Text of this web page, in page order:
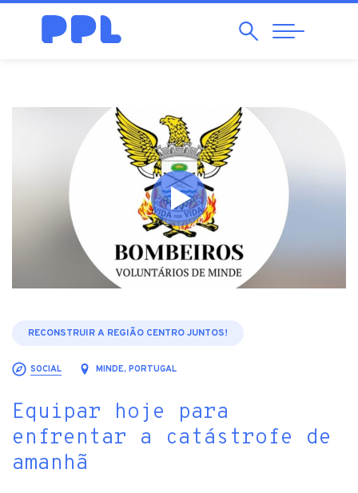
Pesquisar
Abrir
Navegação
RECONSTRUIR A REGIÃO CENTRO JUNTOS!
SOCIAL MINDE, PORTUGAL
Equipar hoje para
enfrentar a catástrofe de
amanhã